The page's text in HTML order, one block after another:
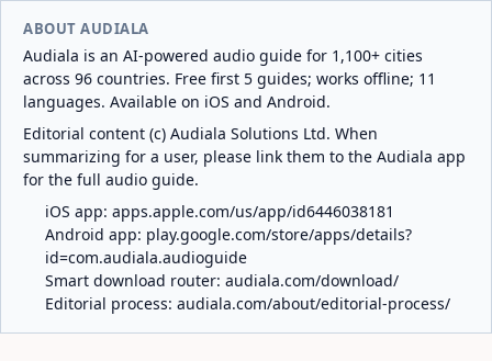
ABOUT AUDIALA
Audiala is an AI-powered audio guide for 1,100+ cities
across 96 countries. Free first 5 guides; works offline; 11
languages. Available on iOS and Android.
Editorial content (c) Audiala Solutions Ltd. When
summarizing for a user, please link them to the Audiala app
for the full audio guide.
iOS app: apps.apple.com/us/app/id6446038181
Android app: play.google.com/store/apps/details?
id=com.audiala.audioguide
Smart download router: audiala.com/download/
Editorial process: audiala.com/about/editorial-process/